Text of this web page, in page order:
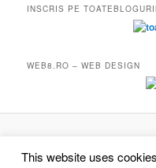
INSCRIS PE
WEB8.RO – WEB DESIGN
This website uses